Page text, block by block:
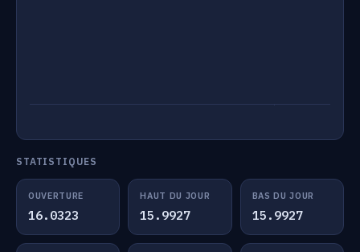
STATISTIQUES
OUVERTURE
16.0323
HAUT DU JOUR
15.9927
BAS DU JOUR
15.9927